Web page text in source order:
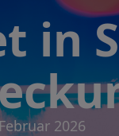
in
2026